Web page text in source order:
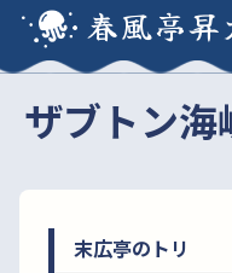
春風亭昇
ザブトン
末広亭のトリ